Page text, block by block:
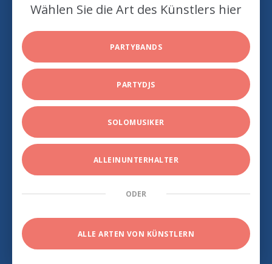
Wählen Sie die Art des Künstlers hier
PARTYBANDS
PARTYDJS
SOLOMUSIKER
ALLEINUNTERHALTER
ODER
ALLE ARTEN VON KÜNSTLERN